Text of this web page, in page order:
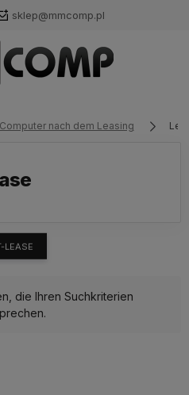
sklep@mmcomp.pl
Computer nach dem Leasing
LEASE
die Ihren Suchkriterien